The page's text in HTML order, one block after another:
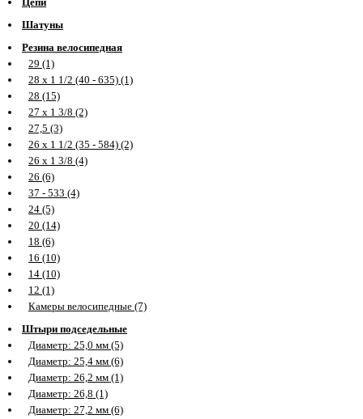
Шатуны
Резина велосипедная
29 (1)
28 х 1 1/2 (40 - 635) (1)
28 (15)
27 х 1 3/8 (2)
27,5 (3)
26 х 1 1/2 (35 - 584) (2)
26 х 1 3/8 (4)
26 (6)
37 - 533 (4)
24 (5)
20 (14)
18 (6)
16 (10)
14 (10)
12 (1)
Камеры велосипедные (7)
Штыри подседельные
Диаметр: 25,0 мм (5)
Диаметр: 25,4 мм (6)
Диаметр: 26,2 мм (1)
Диаметр: 26,8 (1)
Диаметр: 27,2 мм (6)